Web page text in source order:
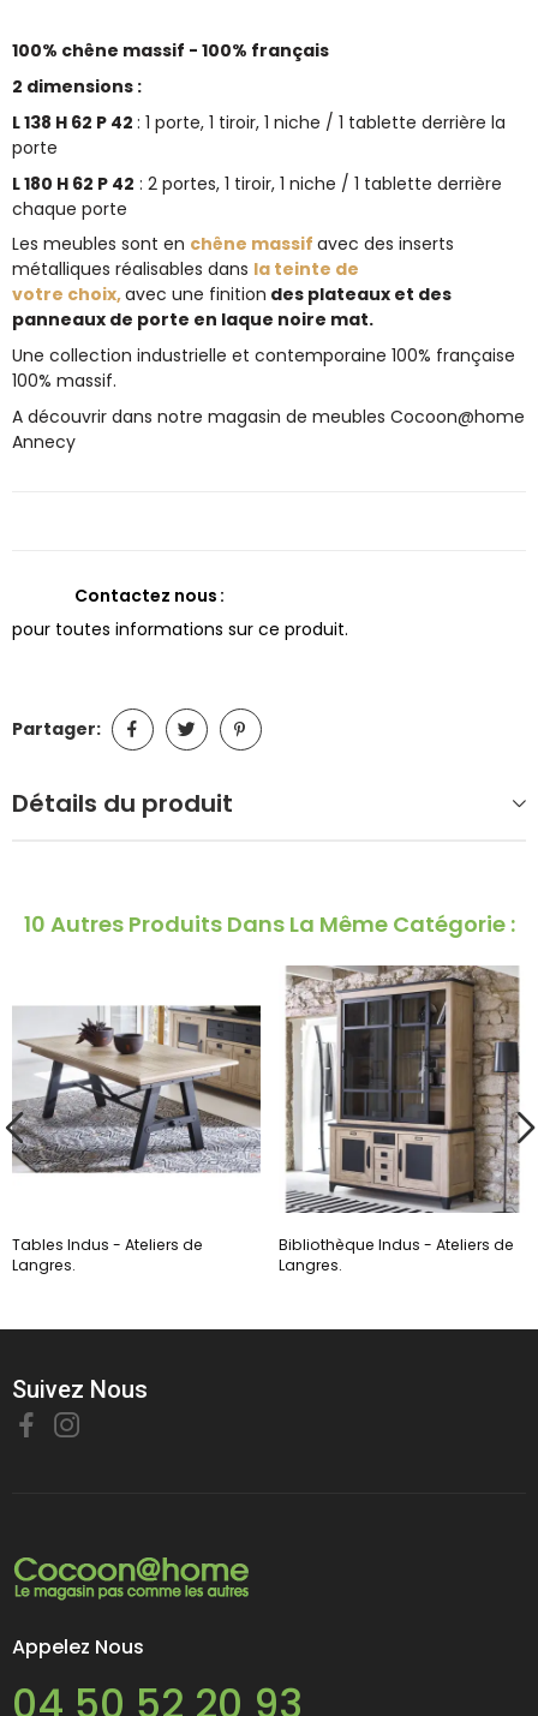
100% chêne massif - 100% français
2 dimensions :
L 138 H 62 P 42 : 1 porte, 1 tiroir, 1 niche / 1 tablette derrière la
porte
L 180 H 62 P 42 : 2 portes, 1 tiroir, 1 niche / 1 tablette derrière
chaque porte
Les meubles sont en chêne massif avec des inserts
métalliques réalisables dans la teinte de
votre choix,avec une finition des plateaux et des
panneaux de porte en laque noire mat.
Une collection industrielle et contemporaine 100% française
100% massif.
A découvrir dans notre magasin de meubles Cocoon@home
Annecy
Contactez nous
pour toutes informations sur ce produit.
Partager:
Détails du produit
10 Autres Produits Dans La Même Catégorie :
Tables Indus - Ateliers de
Langres.
Bibliothèque Indus - Ateliers de
Langres.
Suivez Nous
Appelez Nous
04 50 52 20 93